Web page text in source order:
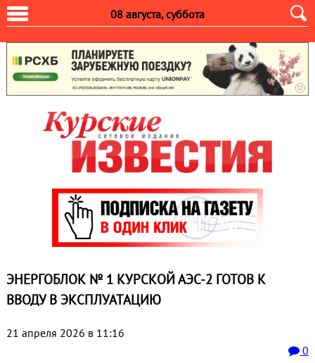
08 августа, суббота
ЭНЕРГОБЛОК № 1 КУРСКОЙ АЭС-2 ГОТОВ К
ВВОДУ В ЭКСПЛУАТАЦИЮ
21 апреля 2026 в 11:16
0